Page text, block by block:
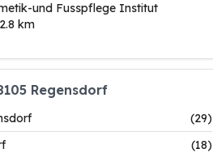
und Fusspflege Institut
km
Regensdorf
(29)
(18)